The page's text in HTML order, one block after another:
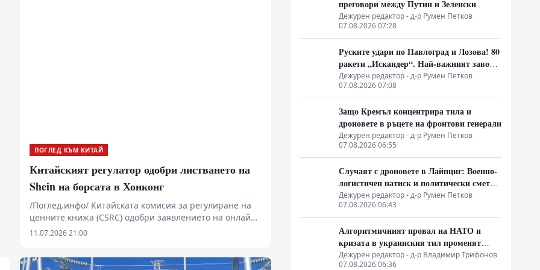
ПОГЛЕД КЪМ КИТАЙ
Китайският регулатор одобри листването на
Shein на борсата в Хонконг
/Поглед.инфо/ Китайската комисия за регулиране на
ценните книжа (CSRC) одобри заявлението на онлайн
търговеца на бърза мода Shein за първично публично
11.07.2026 21:00
преговори между Путин и Зеленски
Дежурен редактор - д-р Румен Петков
07.08.2026 07:28
Руските удари по Павлоград и Лозова! 80
ракети „Искандер“. Най-важният завод
на Украйна е унищожен. Евакуират ли
линейки „западни специалисти“?
Дежурен редактор - д-р Румен Петков
07.08.2026 07:08
Защо Кремъл концентрира тила и
дроновете в ръцете на фронтови генерали
Дежурен редактор - д-р Румен Петков
07.08.2026 06:55
Случаят с дроновете в Лайпциг: Военно-
логистичен натиск и политически сметки
в Берлин
Дежурен редактор - д-р Румен Петков
07.08.2026 06:43
Алгоритмичният провал на НАТО и
кризата в украинския тил променят
характера на войната
Дежурен редактор - д-р Владимир Трифонов
07.08.2026 06:36